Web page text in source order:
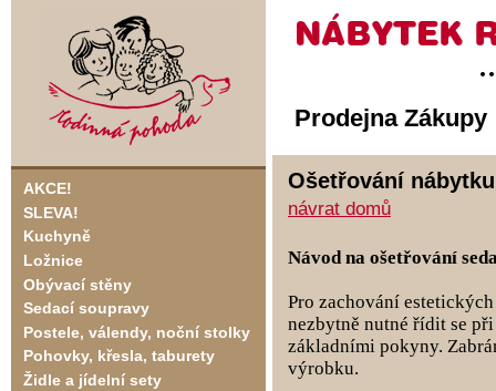
AKCE!
SLEVA!
Kuchyně
Ložnice
Obývací stěny
Sedací soupravy
Postele, válendy, noční stolky
Pohovky, křesla, taburety
Židle a jídelní sety
Prodejna Zákupy
Ošetřování
návrat domů
Návod na ošetřování
Pro zachování
nezbytně nutné řídit se
základními pokyny.
výrobku.